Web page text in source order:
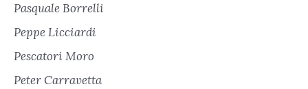
Pasquale Borrelli
Peppe Licciardi
Pescatori Moro
Peter Carravetta